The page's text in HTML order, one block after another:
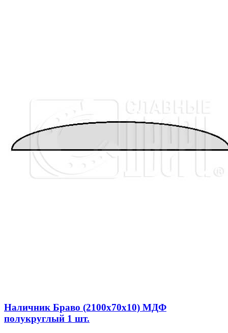
Наличник Браво (2100x70x10) МДФ
полукруглый 1 шт.